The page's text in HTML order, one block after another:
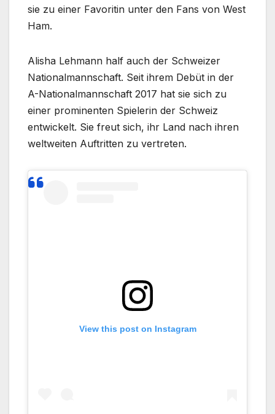
sie zu einer Favoritin unter den Fans von West
Ham.
Alisha Lehmann half auch der Schweizer
Nationalmannschaft. Seit ihrem Debüt in der
A-Nationalmannschaft 2017 hat sie sich zu
einer prominenten Spielerin der Schweiz
entwickelt. Sie freut sich, ihr Land nach ihren
weltweiten Auftritten zu vertreten.
View this post on Instagram